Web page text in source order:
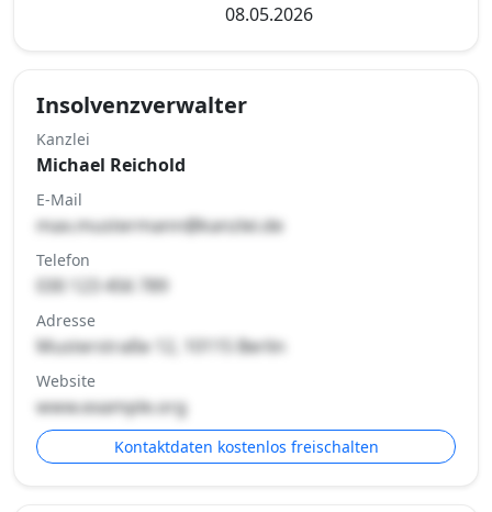
08.05.2026
Insolvenzverwalter
Kanzlei
Michael Reichold
E-Mail
max.mustermann@kanzlei.de
Telefon
030 123 456 789
Adresse
Musterstraße 12, 10115 Berlin
Website
www.example.org
Kontaktdaten kostenlos freischalten